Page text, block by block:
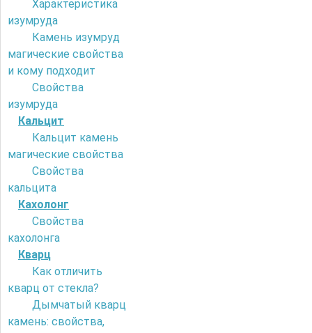
Характеристика
изумруда
Камень изумруд
магические свойства
и кому подходит
Свойства
изумруда
Кальцит
Кальцит камень
магические свойства
Свойства
кальцита
Кахолонг
Свойства
кахолонга
Кварц
Как отличить
кварц от стекла?
Дымчатый кварц
камень: свойства,